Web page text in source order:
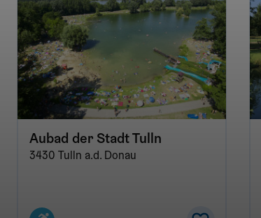
Aubad der Stadt Tulln
3430 Tulln a.d. Donau